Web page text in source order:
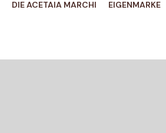
DIE ACETAIA MARCHI EIGENMARKE